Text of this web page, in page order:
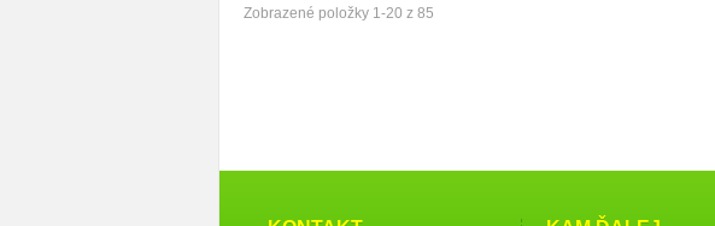
Zobrazené položky 1-20 z 85